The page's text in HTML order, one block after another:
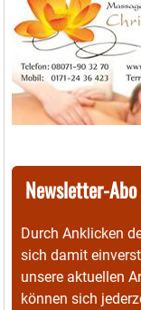
Newsletter-Abo
Durch Anklicken
sich damit
unsere aktuellen
können sich